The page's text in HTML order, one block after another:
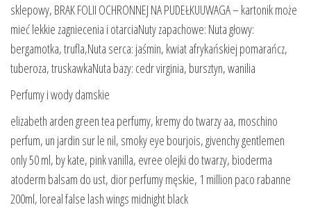
sklepowy, BRAK FOLII OCHRONNEJ NA PUDEŁKUUWAGA – kartonik może
mieć lekkie zagniecenia i otarciaNuty zapachowe: Nuta głowy:
bergamotka, trufla,Nuta serca: jaśmin, kwiat afrykańskiej pomarańcz,
tuberoza, truskawkaNuta bazy: cedr virginia, bursztyn, wanilia
Perfumy i wody damskie
elizabeth arden green tea perfumy, kremy do twarzy aa, moschino
perfum, un jardin sur le nil, smoky eye bourjois, givenchy gentlemen
only 50 ml, by kate, pink vanilla, evree olejki do twarzy, bioderma
atoderm balsam do ust, dior perfumy męskie, 1 million paco rabanne
200ml, loreal false lash wings midnight black